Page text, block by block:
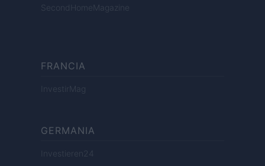
SecondHomeMagazine
FRANCIA
InvestirMag
GERMANIA
Investieren24